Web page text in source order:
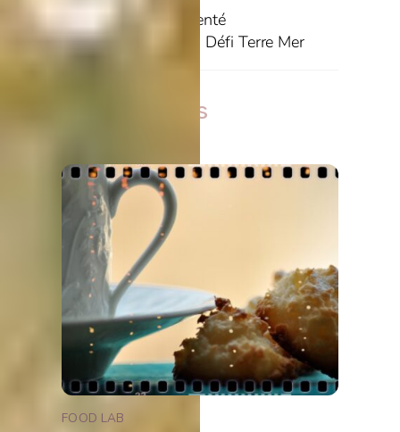
Horizon fragmenté
Défi Terre Mer
Related Posts
FOOD LAB